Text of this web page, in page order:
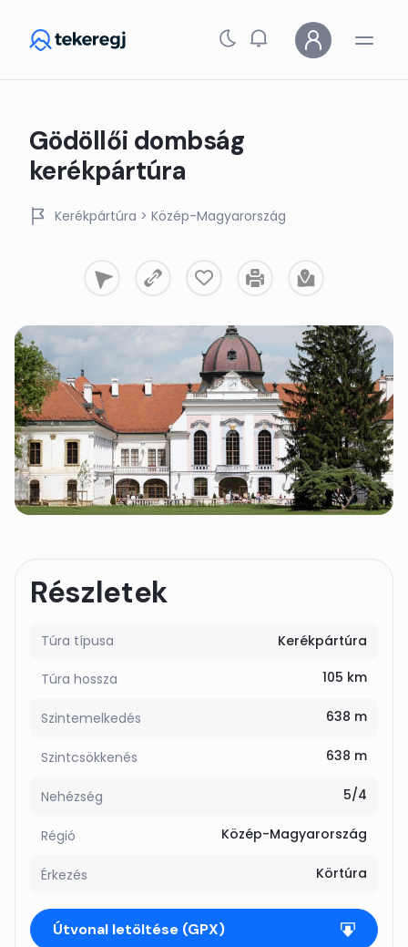
Gödöllői dombság
kerékpártúra
Kerékpártúra > Közép-Magyarország
Részletek
Túra típusa Kerékpártúra
Túra hossza 105 km
Szintemelkedés 638 m
Szintcsökkenés 638 m
Nehézség 5/4
Régió Közép-Magyarország
Érkezés Körtúra
Útvonal letöltése (GPX)